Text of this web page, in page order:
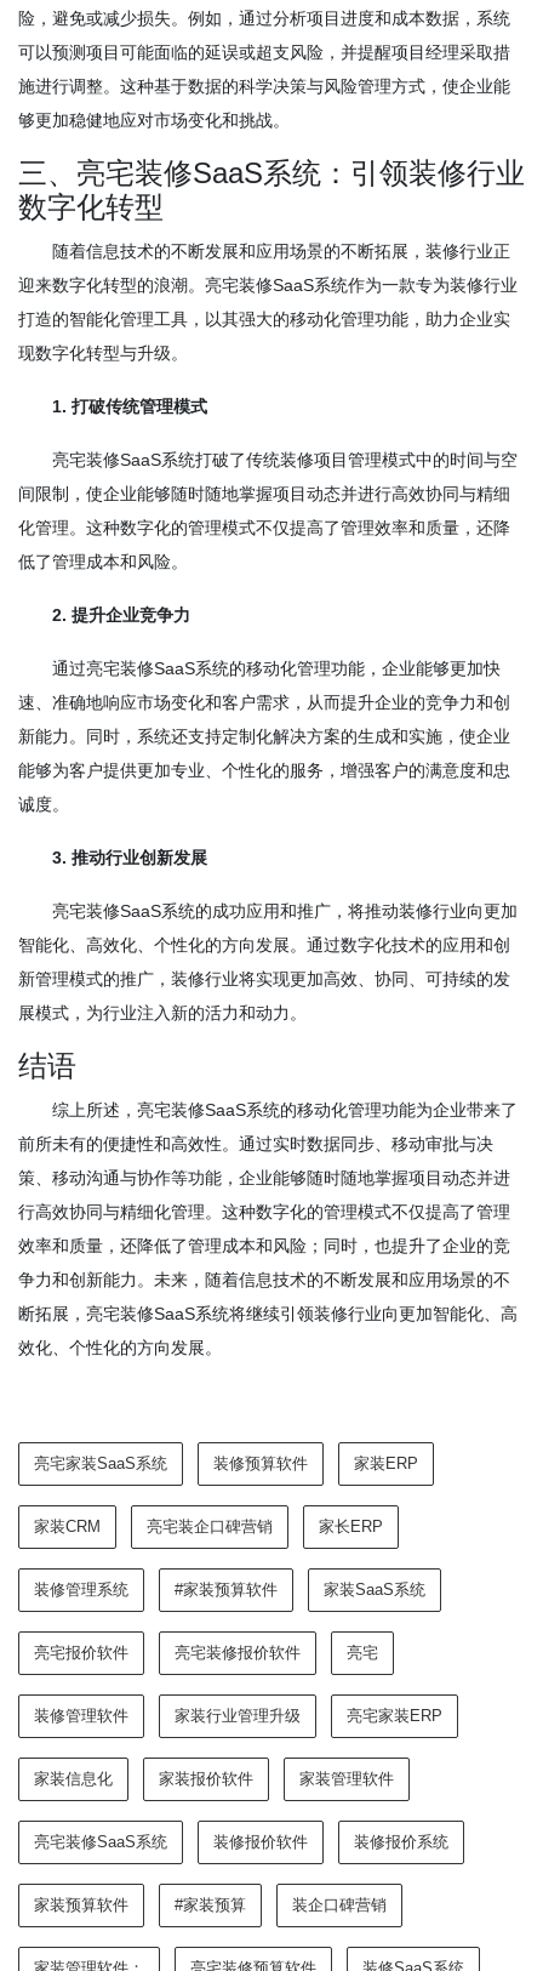
险，避免或减少损失。例如，通过分析项目进度和成本数据，系统
可以预测项目可能面临的延误或超支风险，并提醒项目经理采取措
施进行调整。这种基于数据的科学决策与风险管理方式，使企业能
够更加稳健地应对市场变化和挑战。
三、亮宅装修SaaS系统：引领装修行业
数字化转型
随着信息技术的不断发展和应用场景的不断拓展，装修行业正
迎来数字化转型的浪潮。亮宅装修SaaS系统作为一款专为装修行业
打造的智能化管理工具，以其强大的移动化管理功能，助力企业实
现数字化转型与升级。
1. 打破传统管理模式
亮宅装修SaaS系统打破了传统装修项目管理模式中的时间与空
间限制，使企业能够随时随地掌握项目动态并进行高效协同与精细
化管理。这种数字化的管理模式不仅提高了管理效率和质量，还降
低了管理成本和风险。
2. 提升企业竞争力
通过亮宅装修SaaS系统的移动化管理功能，企业能够更加快
速、准确地响应市场变化和客户需求，从而提升企业的竞争力和创
新能力。同时，系统还支持定制化解决方案的生成和实施，使企业
能够为客户提供更加专业、个性化的服务，增强客户的满意度和忠
诚度。
3. 推动行业创新发展
亮宅装修SaaS系统的成功应用和推广，将推动装修行业向更加
智能化、高效化、个性化的方向发展。通过数字化技术的应用和创
新管理模式的推广，装修行业将实现更加高效、协同、可持续的发
展模式，为行业注入新的活力和动力。
结语
综上所述，亮宅装修SaaS系统的移动化管理功能为企业带来了
前所未有的便捷性和高效性。通过实时数据同步、移动审批与决
策、移动沟通与协作等功能，企业能够随时随地掌握项目动态并进
行高效协同与精细化管理。这种数字化的管理模式不仅提高了管理
效率和质量，还降低了管理成本和风险；同时，也提升了企业的竞
争力和创新能力。未来，随着信息技术的不断发展和应用场景的不
断拓展，亮宅装修SaaS系统将继续引领装修行业向更加智能化、高
效化、个性化的方向发展。
亮宅家装SaaS系统 装修预算软件 家装ERP
家装CRM 亮宅装企口碑营销 家长ERP
装修管理系统 #家装预算软件 家装SaaS系统
亮宅报价软件 亮宅装修报价软件 亮宅
装修管理软件 家装行业管理升级 亮宅家装ERP
家装信息化 家装报价软件 家装管理软件
亮宅装修SaaS系统 装修报价软件 装修报价系统
家装预算软件 #家装预算 装企口碑营销